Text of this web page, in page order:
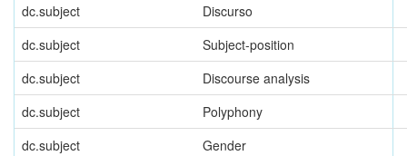
dc.subject
Discurso
dc.subject
Subject-position
dc.subject
Discourse analysis
dc.subject
Polyphony
dc.subject
Gender